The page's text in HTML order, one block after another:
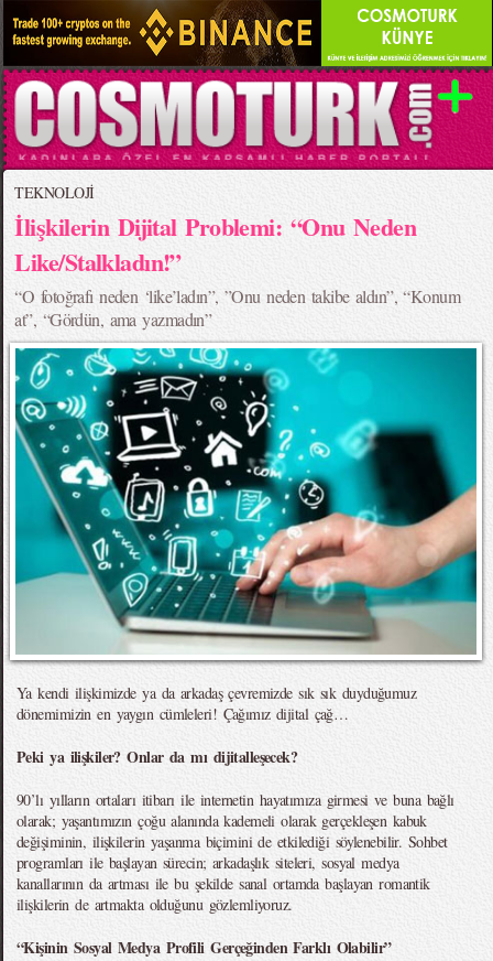
TEKNOLOJİ
İlişkilerin Dijital Problemi: “Onu Neden
Like/Stalkladın!”
“O fotoğrafı neden ‘like’ladın”, ”Onu neden takibe aldın”, “Konum
at”, “Gördün, ama yazmadın”
Ya kendi ilişkimizde ya da arkadaş çevremizde sık sık duyduğumuz
dönemimizin en yaygın cümleleri! Çağımız dijital çağ…
Peki ya ilişkiler? Onlar da mı dijitalleşecek?
90’lı yılların ortaları itibarı ile internetin hayatımıza girmesi ve buna bağlı
olarak; yaşantımızın çoğu alanında kademeli olarak gerçekleşen kabuk
değişiminin, ilişkilerin yaşanma biçimini de etkilediği söylenebilir. Sohbet
programları ile başlayan sürecin; arkadaşlık siteleri, sosyal medya
kanallarının da artması ile bu şekilde sanal ortamda başlayan romantik
ilişkilerin de artmakta olduğunu gözlemliyoruz.
“Kişinin Sosyal Medya Profili Gerçeğinden Farklı Olabilir”